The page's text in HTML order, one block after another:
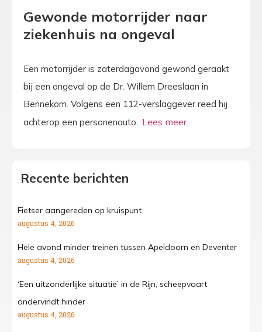
Gewonde motorrijder naar
ziekenhuis na ongeval
Een motorrijder is zaterdagavond gewond geraakt
bij een ongeval op de Dr. Willem Dreeslaan in
Bennekom. Volgens een 112-verslaggever reed hij
achterop een personenauto.
Recente berichten
Fietser aangereden op kruispunt
augustus 4, 2026
Hele avond minder treinen tussen Apeldoorn en Deventer
augustus 4, 2026
‘Een uitzonderlijke situatie’ in de Rijn, scheepvaart
ondervindt hinder
augustus 4, 2026